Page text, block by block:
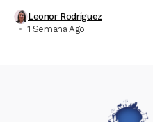
Leonor Rodríguez
1 Semana Ago